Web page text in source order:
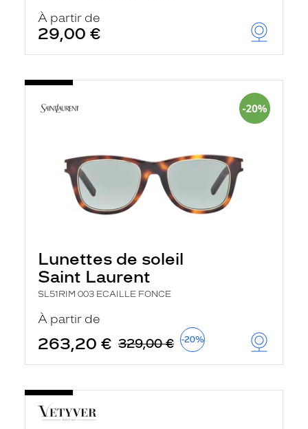
À partir de
29,00 €
Lunettes de soleil
Saint Laurent
SL51RIM 003 ECAILLE FONCE
À partir de
263,20 € 329,00 € -20%